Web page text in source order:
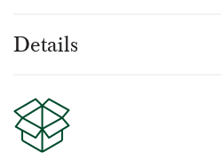
Details